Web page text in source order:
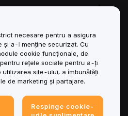
necesare pentru a asigura
și a-l menține securizat. Cu
cookie funcționale, de
rețele sociale pentru a-ți
utilizarea site-ului, a îmbunătăți
de marketing și partajare.
Respinge cookie-